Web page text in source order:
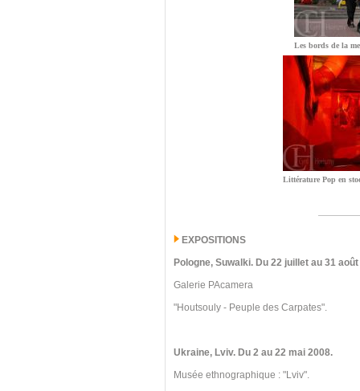
Les bords de la
Littérature Pop en
EXPOSITIONS
Pologne, Suwalki. Du 22 juillet au 31
Galerie PAcamera
"Houtsouly - Peuple des Carpates".
Ukraine, Lviv. Du 2 au 22 mai 2008.
Musée ethnographique : "Lviv".